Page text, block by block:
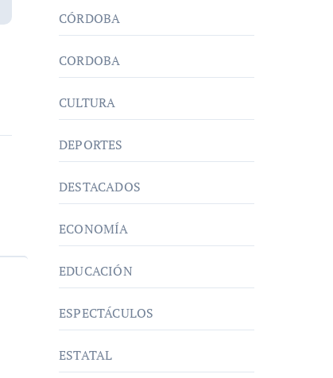
CÓRDOBA
CORDOBA
CULTURA
DEPORTES
DESTACADOS
ECONOMÍA
EDUCACIÓN
ESPECTÁCULOS
ESTATAL